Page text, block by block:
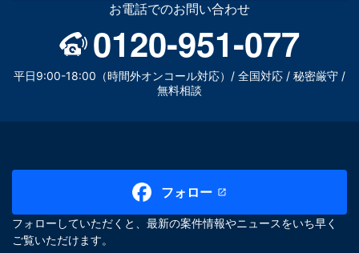
お電話でのお問い合わせ
0120-951-077
平日9:00-18:00（時間外オンコール対応）/ 全国対応 / 秘密厳守 /
無料相談
フォロー
フォローしていただくと、最新の案件情報やニュースをいち早く
ご覧いただけます。